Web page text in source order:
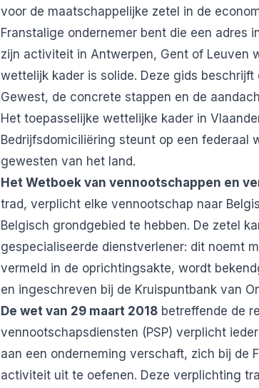
voor de maatschappelijke zetel in de
Franstalige ondernemer bent die een adres
zijn activiteit in Antwerpen, Gent of Leuven
wettelijk kader is solide. Deze gids
Gewest, de concrete stappen en de
Het toepasselijke wettelijke kader in
Bedrijfsdomiciliëring steunt op een federaal
gewesten van het land.
Het Wetboek van vennootschappen en
trad, verplicht elke vennootschap naar
Belgisch grondgebied te hebben. De zetel
gespecialiseerde dienstverlener: dit noemt
vermeld in de oprichtingsakte, wordt
en ingeschreven bij de Kruispuntbank van
De wet van 29 maart 2018 betreffende de
vennootschapsdiensten (PSP) verplicht
aan een onderneming verschaft, zich bij de
activiteit uit te oefenen. Deze verplichting